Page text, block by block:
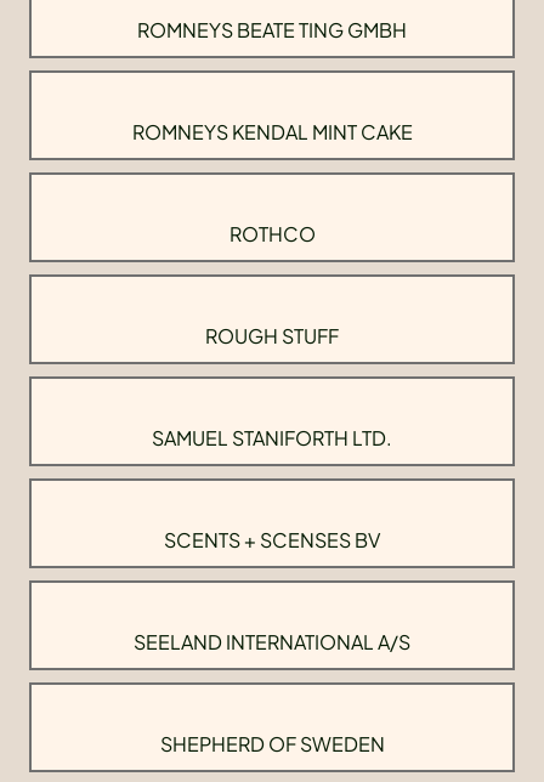
ROMNEYS BEATE TING GMBH
ROMNEYS KENDAL MINT CAKE
ROTHCO
ROUGH STUFF
SAMUEL STANIFORTH LTD.
SCENTS + SCENSES BV
SEELAND INTERNATIONAL A/S
SHEPHERD OF SWEDEN